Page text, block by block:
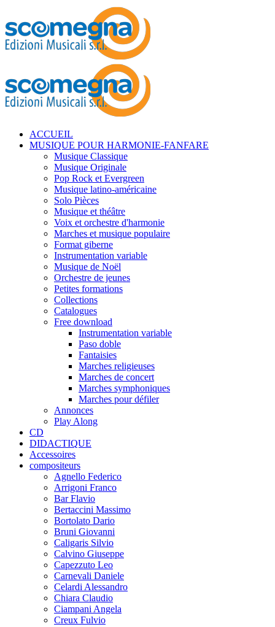
ACCUEIL
MUSIQUE POUR HARMONIE-FANFARE
Musique Classique
Musique Originale
Pop Rock et Evergreen
Musique latino-américaine
Solo Pièces
Musique et théâtre
Voix et orchestre d'harmonie
Marches et musique populaire
Format giberne
Instrumentation variable
Musique de Noël
Orchestre de jeunes
Petites formations
Collections
Catalogues
Free download
Instrumentation variable
Paso doble
Fantaisies
Marches religieuses
Marches de concert
Marches symphoniques
Marches pour défiler
Annonces
Play Along
CD
DIDACTIQUE
Accessoires
compositeurs
Agnello Federico
Arrigoni Franco
Bar Flavio
Bertaccini Massimo
Bortolato Dario
Bruni Giovanni
Caligaris Silvio
Calvino Giuseppe
Capezzuto Leo
Carnevali Daniele
Celardi Alessandro
Chiara Claudio
Ciampani Angela
Creux Fulvio